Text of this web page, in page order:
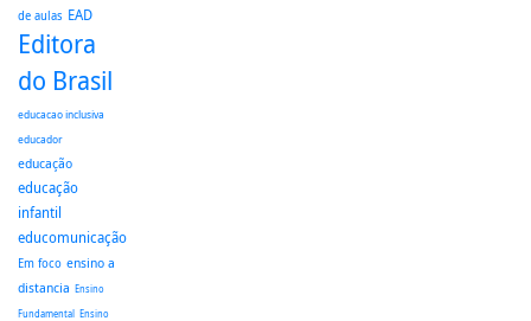
de aulas EAD
Editora
do Brasil
educacao inclusiva
educador
educação
educação
infantil
educomunicação
Em foco ensino a
distancia Ensino
Fundamental Ensino